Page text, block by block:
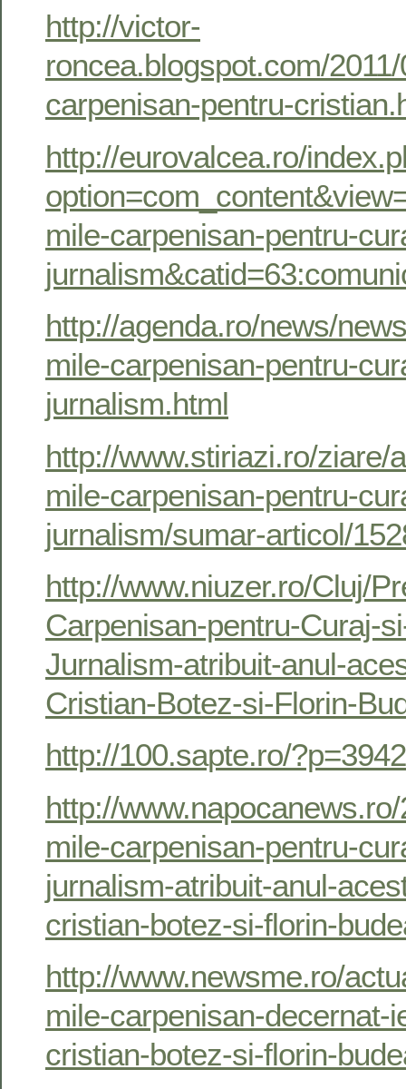
http://victor-
roncea.blogspot.com/
carpenisan-pentru-
http://eurovalcea.ro/
mile-carpenisan-pentru-
http://agenda.ro/news/
mile-carpenisan-pentru-
jurnalism.html
http://www.stiriazi.ro/ziare/
mile-carpenisan-pentru-
jurnalism/sumar-articol/
http://www.niuzer.ro/Cluj/
Carpenisan-pentru-Curaj-
Jurnalism-atribuit-anul-
Cristian-Botez-si-Florin-
http://100.sapte.ro/?p=3942
http://
mile-carpenisan-pentru-
jurnalism-atribuit-anul-
cristian-botez-si-florin-
http://www.newsme.ro/
mile-carpenisan-decernat-
cristian-botez-si-florin-